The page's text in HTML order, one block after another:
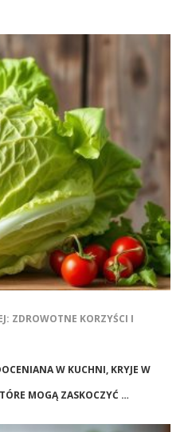
ZDROWOTNE KORZYŚCI I
W KUCHNI, KRYJE W
MOGĄ ZASKOCZYĆ …